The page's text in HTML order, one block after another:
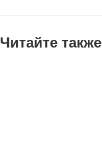
Читайте также